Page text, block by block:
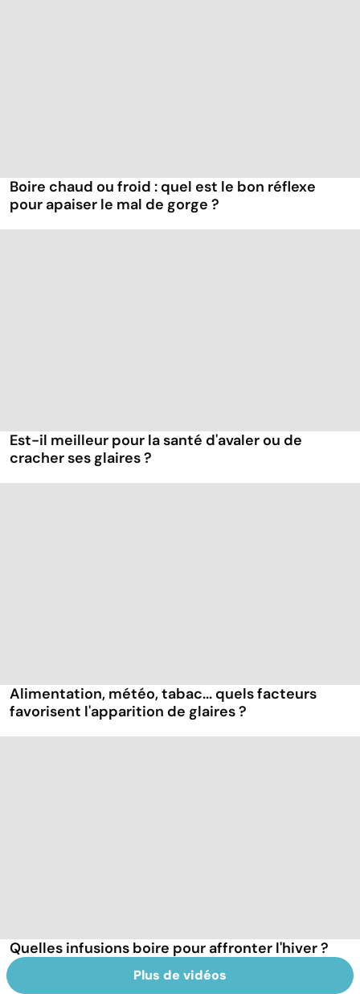
Boire chaud ou froid : quel est le bon réflexe
pour apaiser le mal de gorge ?
Est-il meilleur pour la santé d'avaler ou de
cracher ses glaires ?
Alimentation, météo, tabac... quels facteurs
favorisent l'apparition de glaires ?
Quelles infusions boire pour affronter l'hiver ?
Plus de vidéos